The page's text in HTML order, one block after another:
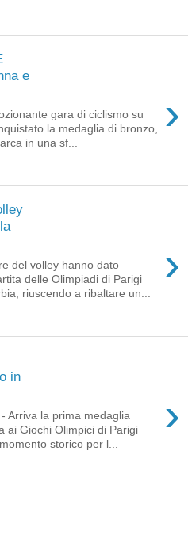
e
›
gara di ciclismo su
la medaglia di bronzo,
in una sf...
›
del volley hanno dato
delle Olimpiadi di Parigi
riuscendo a ribaltare un...
in
›
Arriva la prima medaglia
ai Giochi Olimpici di Parigi
storico per l...